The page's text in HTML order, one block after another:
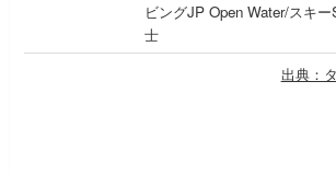
ビングJP Open Water/スキ
士
出典：